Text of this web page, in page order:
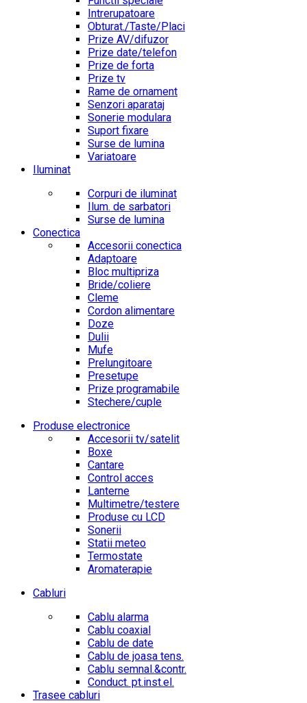
Intrerupatoare
Obturat./Taste/Placi
Prize AV/difuzor
Prize date/telefon
Prize de forta
Prize tv
Rame de ornament
Senzori aparataj
Sonerie modulara
Suport fixare
Surse de lumina
Variatoare
Iluminat
Corpuri de iluminat
Ilum. de sarbatori
Surse de lumina
Conectica
Accesorii conectica
Adaptoare
Bloc multipriza
Bride/coliere
Cleme
Cordon alimentare
Doze
Dulii
Mufe
Prelungitoare
Presetupe
Prize programabile
Stechere/cuple
Produse electronice
Accesorii tv/satelit
Boxe
Cantare
Control acces
Lanterne
Multimetre/testere
Produse cu LCD
Sonerii
Statii meteo
Termostate
Aromaterapie
Cabluri
Cablu alarma
Cablu coaxial
Cablu de date
Cablu de joasa tens.
Cablu semnal.&contr.
Conduct. pt.inst.el.
Trasee cabluri